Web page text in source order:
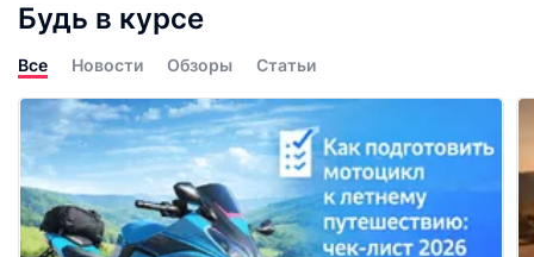
Будь в курсе
Все Новости Обзоры Статьи